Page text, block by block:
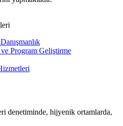
Program Geliştirme
denetiminde, hijyenik ortamlarda,